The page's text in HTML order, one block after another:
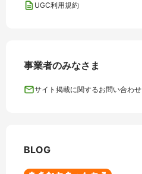
UGC利用規約
事業者のみなさま
サイト掲載に関するお問い合わせ
BLOG